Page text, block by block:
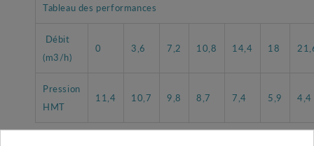
Tableau des performances
Débit
(m3/h)
0 3,6 7,2 10,8 14,4 18
Pression
HMT
11,4 10,7 9,8 8,7 7,4 5,9 4,4